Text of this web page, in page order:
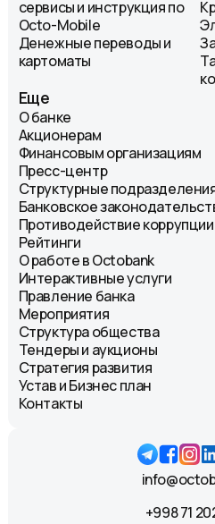
сервисы и инструкция по
Octo-Mobile
Денежные переводы и
картоматы
Еще
О банке
Акционерам
Финансовым организациям
Пресс-центр
Структурные
Банковское
Противодействие коррупции
Рейтинги
О работе в Octobank
Интерактивные услуги
Правление банка
Мероприятия
Структура общества
Тендеры и аукционы
Стратегия развития
Устав и Бизнес план
Контакты
+998 71